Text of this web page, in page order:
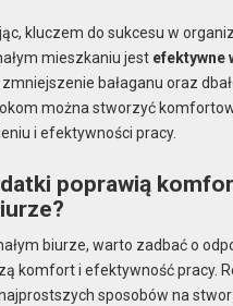
kluczem do sukcesu w
mieszkaniu jest efektywne
zmniejszenie bałaganu oraz
można stworzyć
i efektywności pracy.
poprawią
biurze, warto zadbać o
komfort i efektywność pracy.
sposobów na